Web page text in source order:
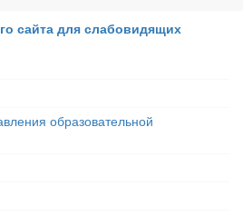
сайта для слабовидящих
образовательной